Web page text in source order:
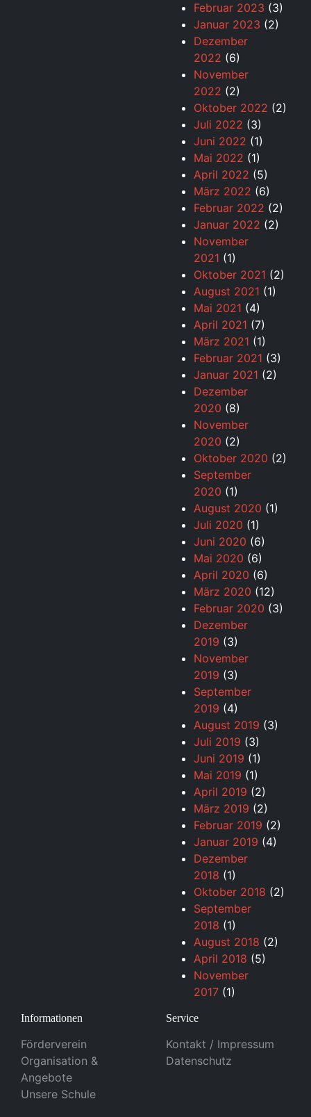
Februar 2023 (3)
Januar 2023 (2)
Dezember
2022 (6)
November
2022 (2)
Oktober 2022 (2)
Juli 2022 (3)
Juni 2022 (1)
Mai 2022 (1)
April 2022 (5)
März 2022 (6)
Februar 2022 (2)
Januar 2022 (2)
November
2021 (1)
Oktober 2021 (2)
August 2021 (1)
Mai 2021 (4)
April 2021 (7)
März 2021 (1)
Februar 2021 (3)
Januar 2021 (2)
Dezember
2020 (8)
November
2020 (2)
Oktober 2020 (2)
September
2020 (1)
August 2020 (1)
Juli 2020 (1)
Juni 2020 (6)
Mai 2020 (6)
April 2020 (6)
März 2020 (12)
Februar 2020 (3)
Dezember
2019 (3)
November
2019 (3)
September
2019 (4)
August 2019 (3)
Juli 2019 (3)
Juni 2019 (1)
Mai 2019 (1)
April 2019 (2)
März 2019 (2)
Februar 2019 (2)
Januar 2019 (4)
Dezember
2018 (1)
Oktober 2018 (2)
September
2018 (1)
August 2018 (2)
April 2018 (5)
November
2017 (1)
Informationen
Förderverein
Organisation &
Angebote
Unsere Schule
Service
Kontakt / Impressum
Datenschutz